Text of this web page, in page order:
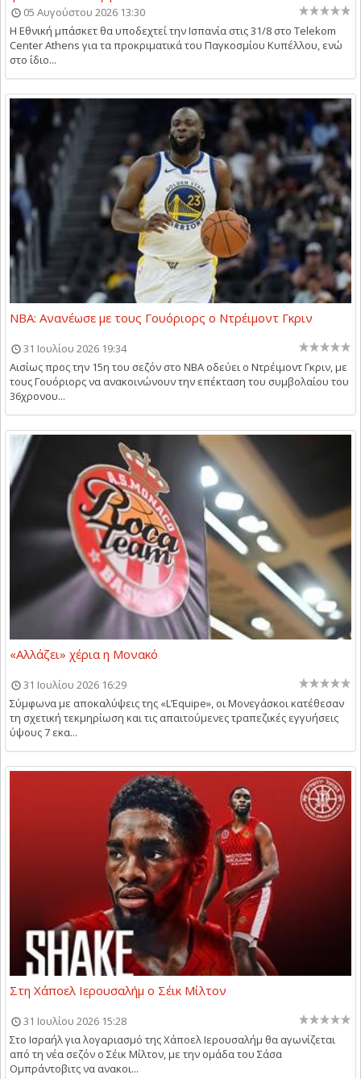
05 Αυγούστου 2026 13:30
Η Εθνική μπάσκετ θα υποδεχτεί την Ισπανία στις 31/8 στο Telekom
Center Athens για τα προκριματικά του Παγκοσμίου Κυπέλλου, ενώ
στο ίδιο...
NBA: Ανανέωσε με τους Γουόριορς ο Ντρέιμοντ Γκριν
31 Ιουλίου 2026 19:34
Αισίως προς την 15η του σεζόν στο NBA οδεύει ο Ντρέιμοντ Γκριν, με
τους Γουόριορς να ανακοινώνουν την επέκταση του συμβολαίου του
36χρονου...
«Αλλάζει» χέρια η Μονακό
31 Ιουλίου 2026 16:29
Σύμφωνα με αποκαλύψεις της «L’Equipe», οι Μονεγάσκοι κατέθεσαν
τη σχετική τεκμηρίωση και τις απαιτούμενες τραπεζικές εγγυήσεις
ύψους 7 εκα...
Στη Χάποελ Ιερουσαλήμ ο Σέικ Μίλτον
31 Ιουλίου 2026 15:28
Στο Ισραήλ για λογαριασμό της Χάποελ Ιερουσαλήμ θα αγωνίζεται
από τη νέα σεζόν ο Σέικ Μίλτον, με την ομάδα του Σάσα
Ομπράντοβιτς να ανακοι...